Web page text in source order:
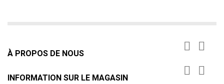
À PROPOS DE NOUS
 
INFORMATION SUR LE MAGASIN
 